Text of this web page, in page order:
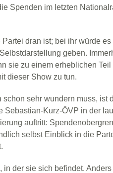
Spenden im letzten
dran ist; bei ihr würde
geben.
sie zu einem erheblichen Teil
dieser Show zu tun.
sehr wundern muss, ist
Sebastian-Kurz-ÖVP in der
auftritt:
selbst Einblick in die
der sie sich befindet.